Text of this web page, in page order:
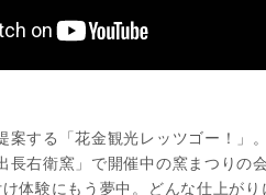
案する「花金観光レッツゴー！」
長右衛窯」で開催中の窯まつりの
体験にもう夢中。どんな仕上がり